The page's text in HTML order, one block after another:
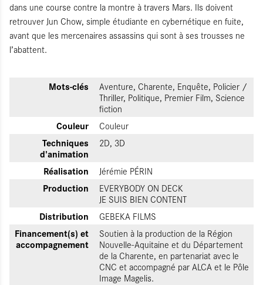
dans une course contre la montre à travers Mars. Ils doivent
retrouver Jun Chow, simple étudiante en cybernétique en fuite,
avant que les mercenaires assassins qui sont à ses trousses ne
l’abattent.
Mots-clés
Aventure, Charente, Enquête, Policier /
Thriller, Politique, Premier Film, Science
fiction
Couleur Couleur
Techniques
d'animation
2D, 3D
Réalisation Jérémie PÉRIN
Production
EVERYBODY ON DECK
JE SUIS BIEN CONTENT
Distribution GEBEKA FILMS
Financement(s) et
accompagnement
Soutien à la production de la Région
Nouvelle-Aquitaine et du Département
de la Charente, en partenariat avec le
CNC et accompagné par ALCA et le Pôle
Image Magelis.